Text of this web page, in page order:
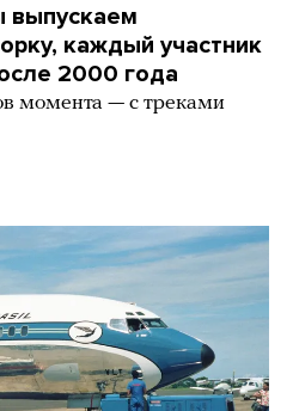
выпускаем
каждый участник
2000 года
момента — с треками